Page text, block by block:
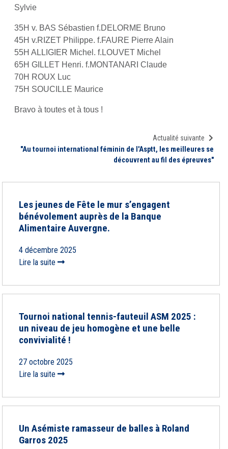
Sylvie
35H v. BAS Sébastien f.DELORME Bruno
45H v.RIZET Philippe. f.FAURE Pierre Alain
55H ALLIGIER Michel. f.LOUVET Michel
65H GILLET Henri. f.MONTANARI Claude
70H ROUX Luc
75H SOUCILLE Maurice
Bravo à toutes et à tous !
Actualité suivante
"Au tournoi international féminin de l'Asptt, les meilleures se
découvrent au fil des épreuves"
Les jeunes de Fête le mur s’engagent
bénévolement auprès de la Banque
Alimentaire Auvergne.
4 décembre 2025
Lire la suite
Tournoi national tennis-fauteuil ASM 2025 :
un niveau de jeu homogène et une belle
convivialité !
27 octobre 2025
Lire la suite
Un Asémiste ramasseur de balles à Roland
Garros 2025